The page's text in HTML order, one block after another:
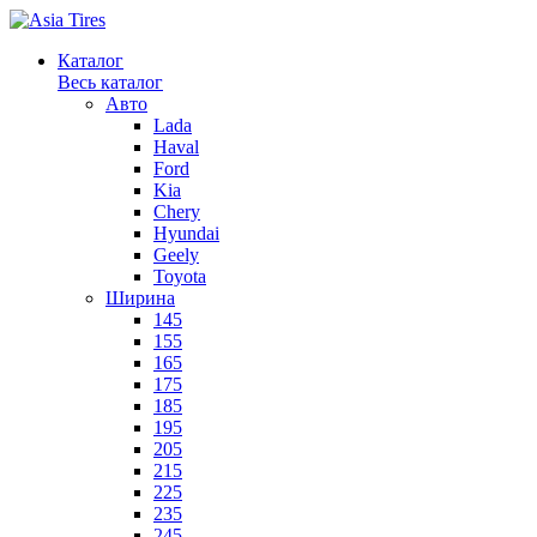
Каталог
Весь каталог
Авто
Lada
Haval
Ford
Kia
Chery
Hyundai
Geely
Toyota
Ширина
145
155
165
175
185
195
205
215
225
235